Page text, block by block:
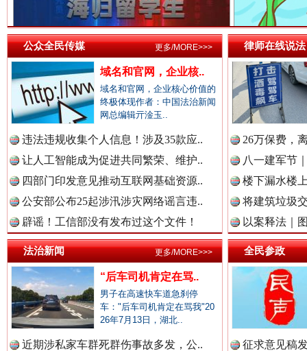
中国企业新闻网.
中国农业新闻网.
中国视频新闻网.
中国廉政法纪网.
中国律师在线.
雄关漫道展新颜
衣柜里的秘密 高速路
公众全民传媒
域名和官网，企业核..
域名和官网，企业核心价值的
终极体现作者：中国法治新闻
网总编辑亓淦玉..
违法违规收集个人信息！涉及35款应..
让人工智能成为促进共同繁荣、维护..
四部门印发意见推动互联网基础资源..
公安部公布25起涉汛涉灾网络谣言违..
辟谣！工信部没有发布过这个文件！
更多/MORE>>> 律师在线说法
26万保费，
八一建军节
楼下漏水楼
将建筑垃圾
以案释法｜
法治新闻
“后车司机肯定在骂..
男子在高速快车道急刹停
车："后车司机肯定在骂我"20
26年7月13日，湖北..
近期涉私家车群死群伤事故多发，公..
更多/MORE>>> 全民参政
征求意见稿